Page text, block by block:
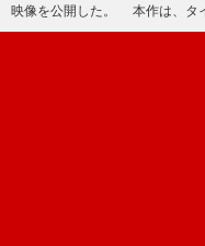
映像を公開した。 本作は、タ